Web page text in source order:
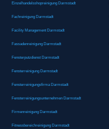
Einzelhandelsshopreinigung Darmstadt
Fachreinigung Darmstadt
Facility Management Darmstadt
Fassadenreinigung Darmstadt
Fensterputzdienst Darmstadt
Fensterreinigung Darmstadt
Fensterreinigungsfirma Darmstadt
Fensterreinigungsunternehmen Darmstadt
Firmenreinigung Darmstadt
Fitnessbereichreinigung Darmstadt